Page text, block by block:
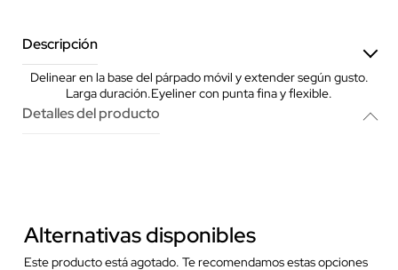
Descripción
Delinear en la base del párpado móvil y extender según gusto.
Larga duración.Eyeliner con punta fina y flexible.
Detalles del producto
Alternativas disponibles
Este producto está agotado. Te recomendamos estas opciones